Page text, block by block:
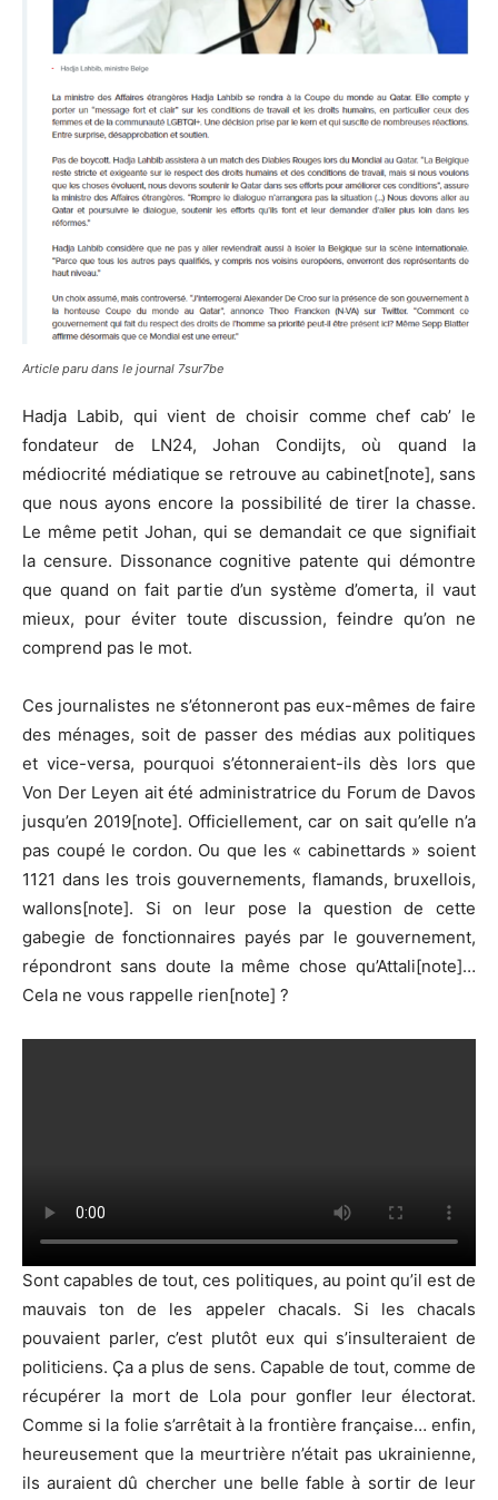
Article paru dans le journal 7sur7be
Hadja Labib, qui vient de choisir comme chef cab’ le
fondateur de LN24, Johan Condijts, où quand la
médiocrité médiatique se retrouve au cabinet[note], sans
que nous ayons encore la possibilité de tirer la chasse.
Le même petit Johan, qui se demandait ce que signifiait
la censure. Dissonance cognitive patente qui démontre
que quand on fait partie d’un système d’omerta, il vaut
mieux, pour éviter toute discussion, feindre qu’on ne
comprend pas le mot.
Ces journalistes ne s’étonneront pas eux-mêmes de faire
des ménages, soit de passer des médias aux politiques
et vice-versa, pourquoi s’étonneraient-ils dès lors que
Von Der Leyen ait été administratrice du Forum de Davos
jusqu’en 2019[note]. Officiellement, car on sait qu’elle n’a
pas coupé le cordon. Ou que les « cabinettards » soient
1121 dans les trois gouvernements, flamands, bruxellois,
wallons[note]. Si on leur pose la question de cette
gabegie de fonctionnaires payés par le gouvernement,
répondront sans doute la même chose qu’Attali[note]…
Cela ne vous rappelle rien[note] ?
Sont capables de tout, ces politiques, au point qu’il est de
mauvais ton de les appeler chacals. Si les chacals
pouvaient parler, c’est plutôt eux qui s’insulteraient de
politiciens. Ça a plus de sens. Capable de tout, comme de
récupérer la mort de Lola pour gonfler leur électorat.
Comme si la folie s’arrêtait à la frontière française… enfin,
heureusement que la meurtrière n’était pas ukrainienne,
ils auraient dû chercher une belle fable à sortir de leur